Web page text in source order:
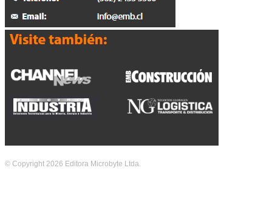
© Copyright 2026 Editora Microbyte Ltda.